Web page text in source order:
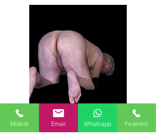
Es wird ungezwungen zugehen. Jeder
Mobile Email Whatsapp Festnetz